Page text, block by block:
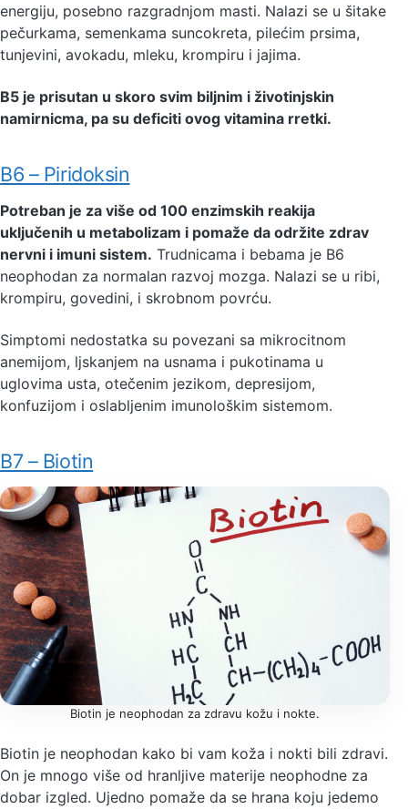
energiju, posebno razgradnjom masti. Nalazi se u šitake
pečurkama, semenkama suncokreta, pilećim prsima,
tunjevini, avokadu, mleku, krompiru i jajima.
B5 je prisutan u skoro svim biljnim i životinjskin
namirnicma, pa su deficiti ovog vitamina rretki.
B6 – Piridoksin
Potreban je za više od 100 enzimskih reakija
uključenih u metabolizam i pomaže da održite zdrav
nervni i imuni sistem. Trudnicama i bebama je B6
neophodan za normalan razvoj mozga. Nalazi se u ribi,
krompiru, govedini, i skrobnom povrću.
Simptomi nedostatka su povezani sa mikrocitnom
anemijom, ljskanjem na usnama i pukotinama u
uglovima usta, otečenim jezikom, depresijom,
konfuzijom i oslabljenim imunološkim sistemom.
B7 – Biotin
Biotin je neophodan za zdravu kožu i nokte.
Biotin je neophodan kako bi vam koža i nokti bili zdravi.
On je mnogo više od hranljive materije neophodne za
dobar izgled. Ujedno pomaže da se hrana koju jedemo